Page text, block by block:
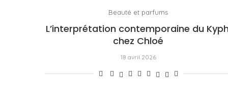
Beauté et parfums
L’interprétation contemporaine du
chez Chloé
18 avril 2026